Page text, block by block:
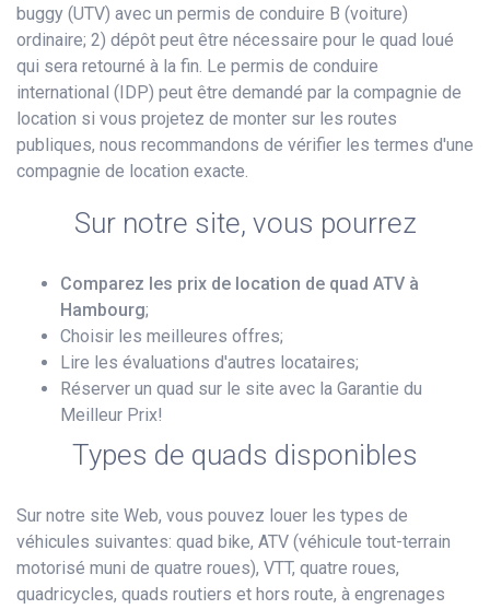
buggy (UTV) avec un permis de conduire B (voiture)
ordinaire; 2) dépôt peut être nécessaire pour le quad loué
qui sera retourné à la fin. Le permis de conduire
international (IDP) peut être demandé par la compagnie de
location si vous projetez de monter sur les routes
publiques, nous recommandons de vérifier les termes d'une
compagnie de location exacte.
Sur notre site, vous pourrez
Comparez les prix de location de quad ATV à
Hambourg;
Choisir les meilleures offres;
Lire les évaluations d'autres locataires;
Réserver un quad sur le site avec la Garantie du
Meilleur Prix!
Types de quads disponibles
Sur notre site Web, vous pouvez louer les types de
véhicules suivantes: quad bike, ATV (véhicule tout-terrain
motorisé muni de quatre roues), VTT, quatre roues,
quadricycles, quads routiers et hors route, à engrenages